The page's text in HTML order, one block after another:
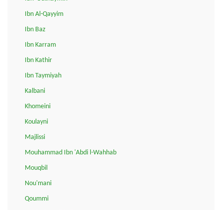
Ibn Al-Qayyim
Ibn Baz
Ibn Karram
Ibn Kathir
Ibn Taymiyah
Kalbani
Khomeini
Koulayni
Majlissi
Mouhammad Ibn 'Abdi l-Wahhab
Mouqbil
Nou'mani
Qoummi